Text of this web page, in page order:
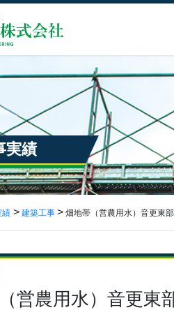
実績
績 建築工事 畑地帯（営農用水）音更東
営農用水）音更東